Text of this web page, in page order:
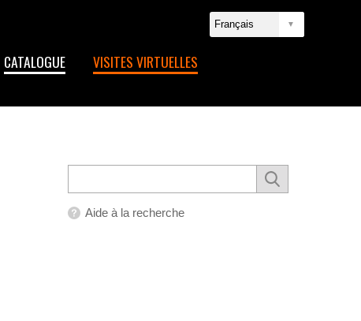
CATALOGUE VISITES VIRTUELLES
Aide à la recherche